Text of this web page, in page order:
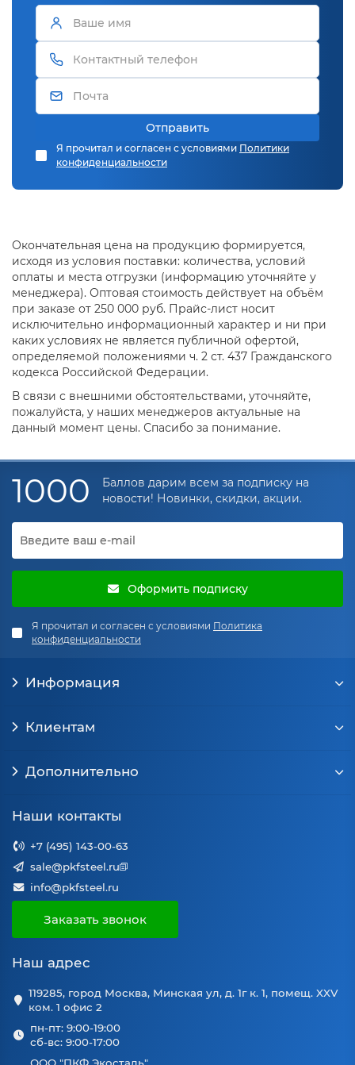
Отправить
Я прочитал и согласен с условиями Политики
конфиденциальности
Окончательная цена на продукцию формируется,
исходя из условия поставки: количества, условий
оплаты и места отгрузки (информацию уточняйте у
менеджера). Оптовая стоимость действует на объём
при заказе от 250 000 руб. Прайс-лист носит
исключительно информационный характер и ни при
каких условиях не является публичной офертой,
определяемой положениями ч. 2 ст. 437 Гражданского
кодекса Российской Федерации.
В связи с внешними обстоятельствами, уточняйте,
пожалуйста, у наших менеджеров актуальные на
данный момент цены. Спасибо за понимание.
1000
Баллов дарим всем за подписку на
новости! Новинки, скидки, акции.
Оформить подписку
Я прочитал и согласен с условиями Политика
конфиденциальности
Информация
Клиентам
Дополнительно
Наши контакты
+7 (495) 143-00-63
sale@pkfsteel.ru
info@pkfsteel.ru
Заказать звонок
Наш адрес
119285, город Москва, Минская ул, д. 1г к. 1, помещ. XXV
ком. 1 офис 2
пн-пт: 9:00-19:00
сб-вс: 9:00-17:00